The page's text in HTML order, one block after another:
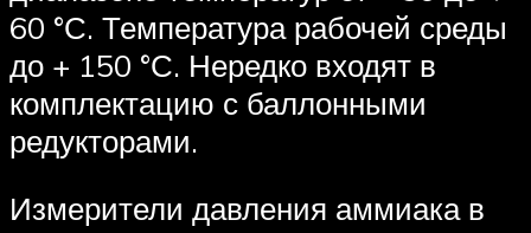
60 °С. Температура рабочей среды
до + 150 °С. Нередко входят в
комплектацию с баллонными
редукторами.
Измерители давления аммиака в